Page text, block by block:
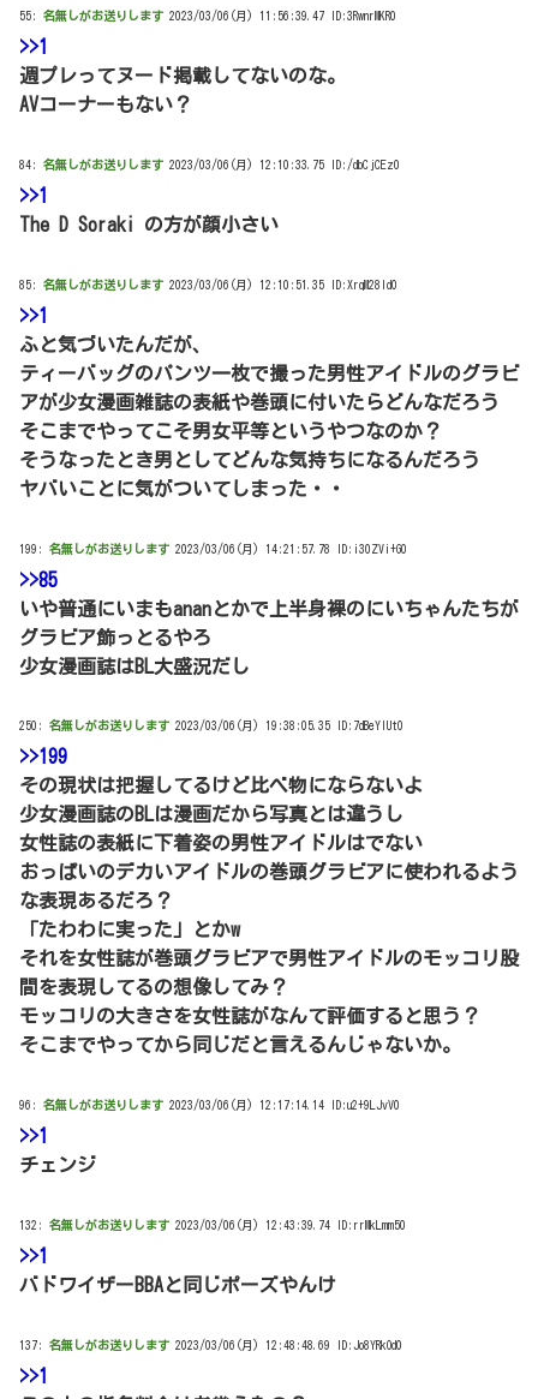
55: 名無しがお送りします 2023/03/06(月) 11:56:39.47 ID:3RwnrMKR0
>>1
週プレってヌード掲載してないのな。
AVコーナーもない？
84: 名無しがお送りします 2023/03/06(月) 12:10:33.75 ID:/dbCjCEz0
>>1
The D Soraki の方が顔小さい
85: 名無しがお送りします 2023/03/06(月) 12:10:51.35 ID:XrqM28Id0
>>1
ふと気づいたんだが、
ティーバッグのパンツ一枚で撮った男性アイドルのグラビ
アが少女漫画雑誌の表紙や巻頭に付いたらどんなだろう
そこまでやってこそ男女平等というやつなのか？
そうなったとき男としてどんな気持ちになるんだろう
ヤバいことに気がついてしまった・・
199: 名無しがお送りします 2023/03/06(月) 14:21:57.78 ID:i30ZVi+G0
>>85
いや普通にいまもananとかで上半身裸のにいちゃんたちが
グラビア飾っとるやろ
少女漫画誌はBL大盛況だし
250: 名無しがお送りします 2023/03/06(月) 19:38:05.35 ID:7dBeYIUt0
>>199
その現状は把握してるけど比べ物にならないよ
少女漫画誌のBLは漫画だから写真とは違うし
女性誌の表紙に下着姿の男性アイドルはでない
おっぱいのデカいアイドルの巻頭グラビアに使われるよう
な表現あるだろ？
「たわわに実った」とかw
それを女性誌が巻頭グラビアで男性アイドルのモッコリ股
間を表現してるの想像してみ？
モッコリの大きさを女性誌がなんて評価すると思う？
そこまでやってから同じだと言えるんじゃないか。
96: 名無しがお送りします 2023/03/06(月) 12:17:14.14 ID:u2+9LJvV0
>>1
チェンジ
132: 名無しがお送りします 2023/03/06(月) 12:43:39.74 ID:rrMkLmm50
>>1
バドワイザーBBAと同じポーズやんけ
137: 名無しがお送りします 2023/03/06(月) 12:48:48.69 ID:Jo8YRkOd0
>>1